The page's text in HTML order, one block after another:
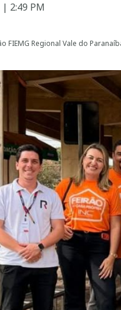
| 2:49 PM
FIEMG Regional Vale do